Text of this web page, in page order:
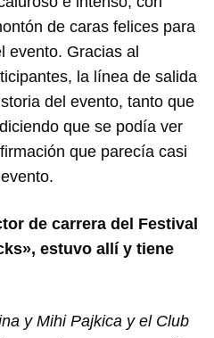
de caras felices para
evento. Gracias al
la línea de salida
del evento, tanto que
que se podía ver
que parecía casi
de carrera del Festival
estuvo allí y tiene
y Mihi Pajkica y el Club